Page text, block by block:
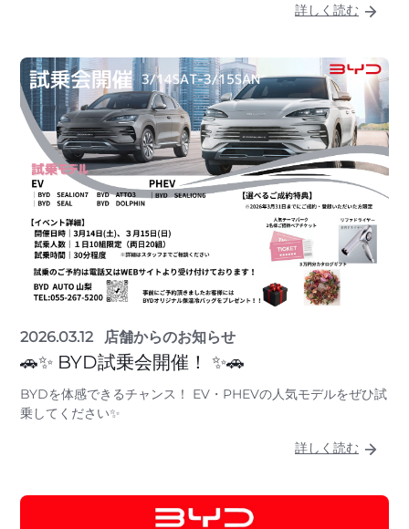
詳しく読む
2026.03.12 店舗からのお知らせ
🚗✨ BYD試乗会開催！ ✨🚗
BYDを体感できるチャンス！ EV・PHEVの人気モデルをぜひ試
乗してください✨
詳しく読む